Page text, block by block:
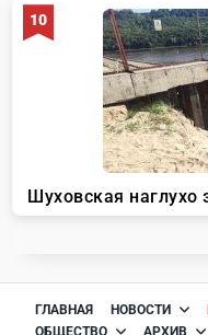
ГЛАВНАЯ НОВОСТИ